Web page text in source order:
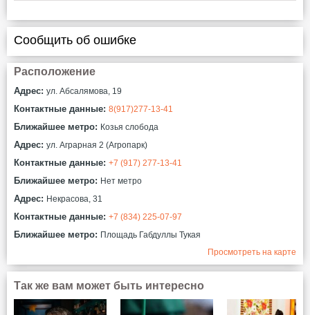
Сообщить об ошибке
Расположение
Адрес: ул. Абсалямова, 19
Контактные данные: 8(917)277-13-41
Ближайшее метро: Козья слобода
Адрес: ул. Аграрная 2 (Агропарк)
Контактные данные: +7 (917) 277-13-41
Ближайшее метро: Нет метро
Адрес: Некрасова, 31
Контактные данные: +7 (834) 225-07-97
Ближайшее метро: Площадь Габдуллы Тукая
Просмотреть на карте
Так же вам может быть интересно